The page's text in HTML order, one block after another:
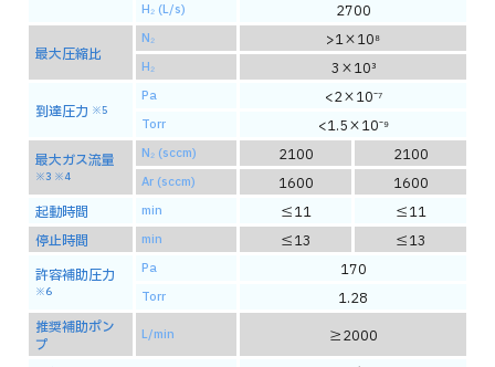
H₂ (L/s) 2700
最大圧縮比
N₂ >1×10⁸
H₂ 3×10³
到達圧力 ※5
Pa <2×10⁻⁷
Torr
<1.5×10⁻⁹
最大ガス流量
※3 ※4
N₂ (sccm) 2100 2100
Ar (sccm) 1600
1600
起動時間
min ≦11
≦11
停止時間
min ≦13
≦13
許容補助圧力
※6
Pa 170
Torr
1.28
推奨補助ポン
プ
L/min
≧2000